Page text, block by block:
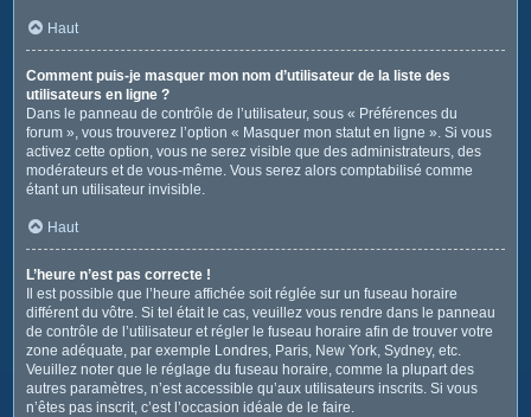
Haut
Comment puis-je masquer mon nom d’utilisateur de la liste des
utilisateurs en ligne ?
Dans le panneau de contrôle de l’utilisateur, sous « Préférences du
forum », vous trouverez l’option « Masquer mon statut en ligne ». Si vous
activez cette option, vous ne serez visible que des administrateurs, des
modérateurs et de vous-même. Vous serez alors comptabilisé comme
étant un utilisateur invisible.
Haut
L’heure n’est pas correcte !
Il est possible que l’heure affichée soit réglée sur un fuseau horaire
différent du vôtre. Si tel était le cas, veuillez vous rendre dans le panneau
de contrôle de l’utilisateur et régler le fuseau horaire afin de trouver votre
zone adéquate, par exemple Londres, Paris, New York, Sydney, etc.
Veuillez noter que le réglage du fuseau horaire, comme la plupart des
autres paramètres, n’est accessible qu’aux utilisateurs inscrits. Si vous
n’êtes pas inscrit, c’est l’occasion idéale de le faire.